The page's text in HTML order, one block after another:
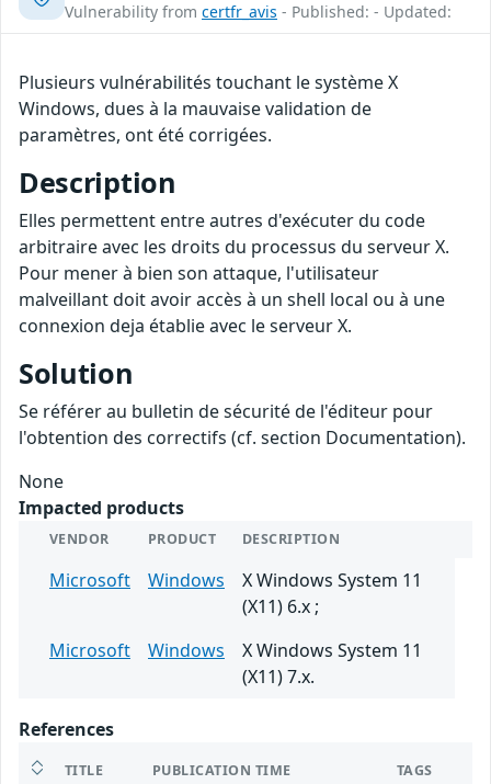
Vulnerability from certfr_avis - Published: - Updated:
Plusieurs vulnérabilités touchant le système X
Windows, dues à la mauvaise validation de
paramètres, ont été corrigées.
Description
Elles permettent entre autres d'exécuter du code
arbitraire avec les droits du processus du serveur X.
Pour mener à bien son attaque, l'utilisateur
malveillant doit avoir accès à un shell local ou à une
connexion deja établie avec le serveur X.
Solution
Se référer au bulletin de sécurité de l'éditeur pour
l'obtention des correctifs (cf. section Documentation).
None
Impacted products
VENDOR PRODUCT DESCRIPTION
Microsoft Windows
X Windows System 11
(X11) 6.x ;
Microsoft
Windows
X Windows System 11
(X11) 7.x.
References
TITLE PUBLICATION TIME TAGS